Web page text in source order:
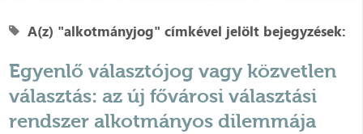
A(z) "alkotmányjog" címkével jelölt bejegyzések:
Egyenlő választójog vagy közvetlen
választás: az új fővárosi választási
rendszer alkotmányos dilemmája